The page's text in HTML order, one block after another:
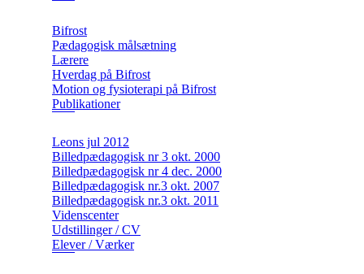
Bifrost
Pædagogisk målsætning
Lærere
Hverdag på Bifrost
Motion og fysioterapi på Bifrost
Publikationer
Leons jul 2012
Billedpædagogisk nr 3 okt. 2000
Billedpædagogisk nr 4 dec. 2000
Billedpædagogisk nr.3 okt. 2007
Billedpædagogisk nr.3 okt. 2011
Videnscenter
Udstillinger / CV
Elever / Værker